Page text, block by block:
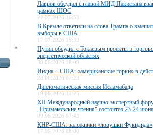
*
Лавров обсудил с главой МИД Пакистана
рамках ШОС
22.07.2026 16:53
В Кремле ответили на слова Трампа о
выборы в США
17.07.2026 18:39
Путин обсудил с Токаевым проекты в
энергетической областях
30.06.2026 18:09
Индия – США: «американские горки» в
28.06.2026 07:23
Дипломатическая миссия Исламабада
19.06.2026 11:25
XII Международный научно-экспертный
"Примаковские чтения" состоится 23-24
09.06.2026 07:43
КНР-США: заложники «ловушки Фукидида»
17.05.2026 08:00